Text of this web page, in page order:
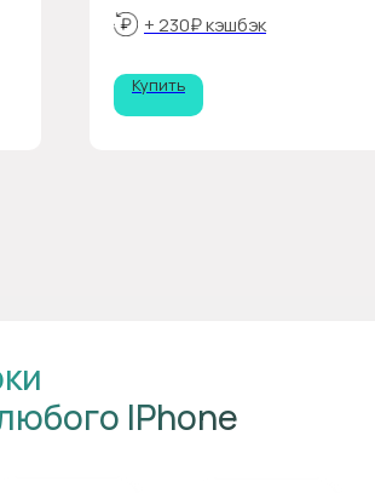
+ 230₽ кэшбэк
Купить
IPhone